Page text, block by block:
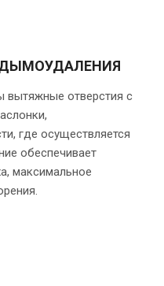
вытяжные отверстия с
где осуществляется
обеспечивает
максимальное